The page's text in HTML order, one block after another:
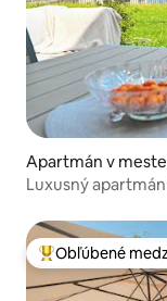
Apartmán v
Luxusný
Najobľúbenejšie
Obľúbené